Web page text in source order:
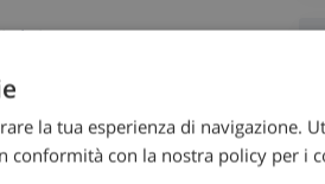
altri.
la tua esperienza di navigazione.
conformità con la nostra policy per i